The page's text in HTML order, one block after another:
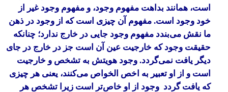
است، همانند بداهت مفهوم وجود، و مفهوم وجود غیر از
خود وجود است. مفهوم آن چیزی است که از وجود در ذهن
ما نقش می‌بندد مفهوم وجود جایی در خارج ندارد؛ چنانکه
حقیقت وجود که خارجیت عین آن است جز در خارج در جای
دیگر یافت نمی‌گردد. وجود هویتش به تشخص و خارجیت
است و از او تعبیر به اخص الخواص می‌کنند، یعنی هر چیزی
که یافت گردد وجود از او خاص‌تر است زیرا تشخص هر